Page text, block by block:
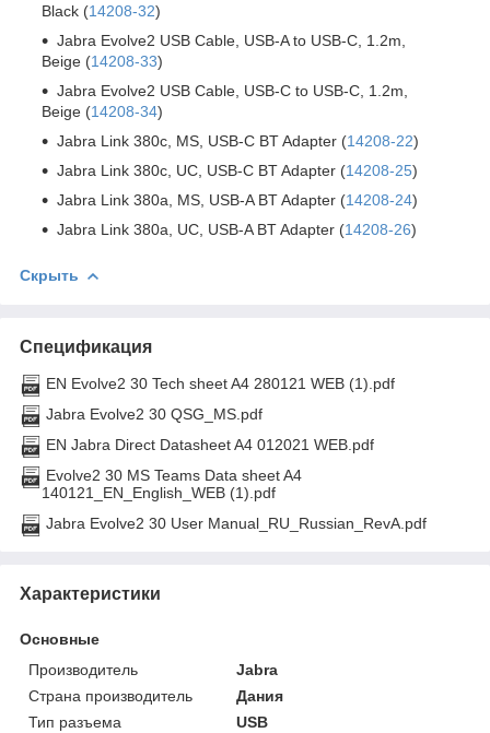
Black (14208-32)
Jabra Evolve2 USB Cable, USB-A to USB-C, 1.2m,
Beige (14208-33)
Jabra Evolve2 USB Cable, USB-C to USB-C, 1.2m,
Beige (14208-34)
Jabra Link 380c, MS, USB-C BT Adapter (14208-22)
Jabra Link 380c, UC, USB-C BT Adapter (14208-25)
Jabra Link 380a, MS, USB-A BT Adapter (14208-24)
Jabra Link 380a, UC, USB-A BT Adapter (14208-26)
Скрыть
Спецификация
EN Evolve2 30 Tech sheet A4 280121 WEB (1).pdf
Jabra Evolve2 30 QSG_MS.pdf
EN Jabra Direct Datasheet A4 012021 WEB.pdf
Evolve2 30 MS Teams Data sheet A4
140121_EN_English_WEB (1).pdf
Jabra Evolve2 30 User Manual_RU_Russian_RevA.pdf
Характеристики
Основные
Производитель
Jabra
Страна производитель
Дания
Тип разъема
USB